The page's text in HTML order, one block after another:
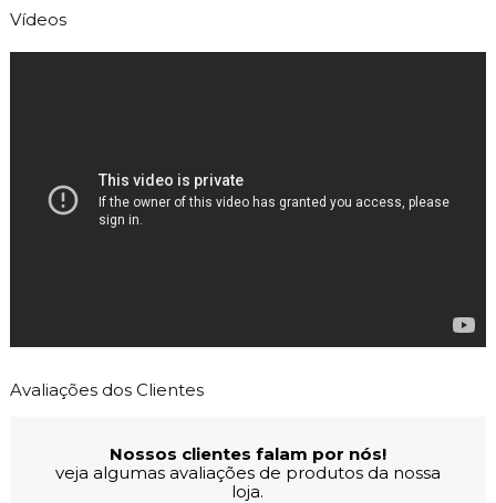
Vídeos
Avaliações dos Clientes
Nossos clientes falam por nós!
veja algumas avaliações de produtos da nossa
loja.